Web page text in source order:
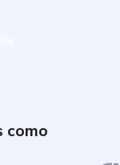
como